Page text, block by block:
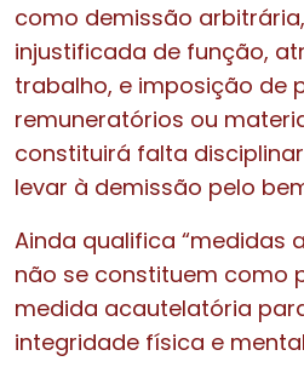
como demissão
injustificada de função,
trabalho, e imposição de
remuneratórios ou
constituirá falta
levar à demissão pelo
Ainda qualifica “medidas
não se constituem como
medida acautelatória
integridade física e